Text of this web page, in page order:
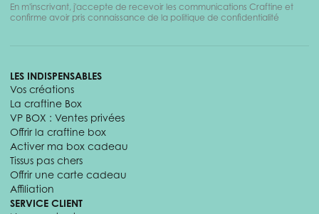
En m'inscrivant, j'accepte de recevoir les communications Craftine et
confirme avoir pris connaissance de la politique de confidentialité
LES INDISPENSABLES
Vos créations
La craftine Box
VP BOX : Ventes privées
Offrir la craftine box
Activer ma box cadeau
Tissus pas chers
Offrir une carte cadeau
Affiliation
SERVICE CLIENT